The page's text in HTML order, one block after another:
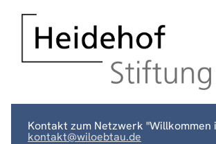
Kontakt zum Netzwerk "Willkommen
kontakt@wiloebtau.de